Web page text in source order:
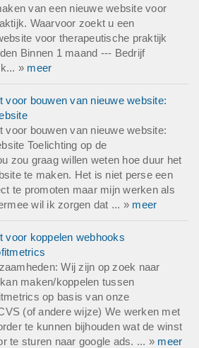
van een nieuwe website voor
Waarvoor zoekt u een
voor therapeutische praktijk
Binnen 1 maand --- Bedrijf
» meer
voor bouwen van nieuwe website:
voor bouwen van nieuwe website:
Toelichting op de
zou graag willen weten hoe duur het
te maken. Het is niet perse een
te promoten maar mijn werken als
wil ik zorgen dat ... » meer
voor koppelen webhooks
Wij zijn op zoek naar
maken/koppelen tussen
op basis van onze
(of andere wijze) We werken met
te kunnen bijhouden wat de winst
te sturen naar google ads. ... » meer